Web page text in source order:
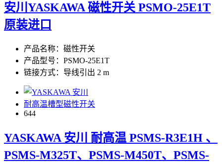
安川YASKAWA 磁性开关 PSMO-25E1T
原装进口
产品名称：磁性开关
产品型号：PSMO-25E1T
链接方式：导线引出 2 m
耐高温槽型磁性开关
644
YASKAWA 安川 耐高温 PSMS-R3E1H 、
PSMS-M325T、PSMS-M450T、PSMS-